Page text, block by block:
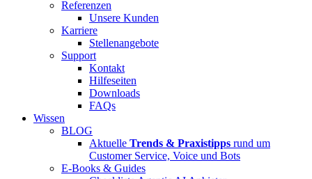
Referenzen
Unsere Kunden
Karriere
Stellenangebote
Support
Kontakt
Hilfeseiten
Downloads
FAQs
Wissen
BLOG
Aktuelle Trends & Praxistipps rund um
Customer Service, Voice und Bots
E-Books & Guides